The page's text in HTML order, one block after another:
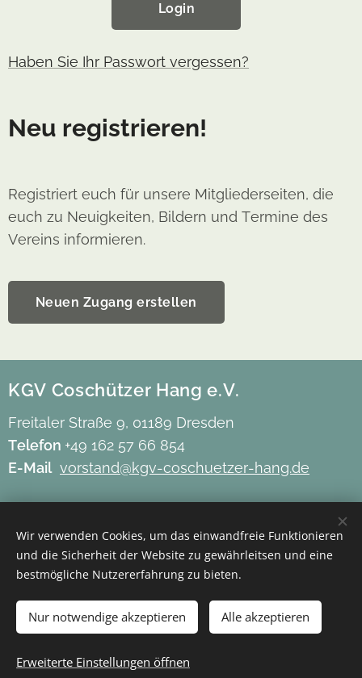
Login
Haben Sie Ihr Passwort vergessen?
Neu registrieren!
Registriert euch für unsere Mitgliederseiten, die
euch zu Neuigkeiten, Bildern und Termine des
Vereins informieren.
Neuen Zugang erstellen
KGV Coschützer Hang e.V.
Freitaler Straße 9, 01189 Dresden
Telefon +49 162 57 66 854
E-Mail vorstand@kgv-coschuetzer-hang.de
Impressum
Datenschutz
Barrierefreiheit
Mitgliederbereich
Cookies
Wir verwenden Cookies, um das einwandfreie Funktionieren
und die Sicherheit der Website zu gewährleitsen und eine
bestmögliche Nutzererfahrung zu bieten.
Nur notwendige akzeptieren Alle akzeptieren
Erweiterte Einstellungen öffnen